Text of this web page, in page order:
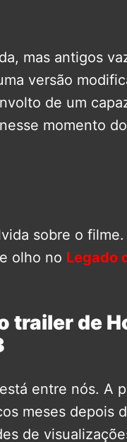
mas antigos
versão
de um
momento
sobre o
olho no Legado
trailer de
entre nós. A
meses depois
de